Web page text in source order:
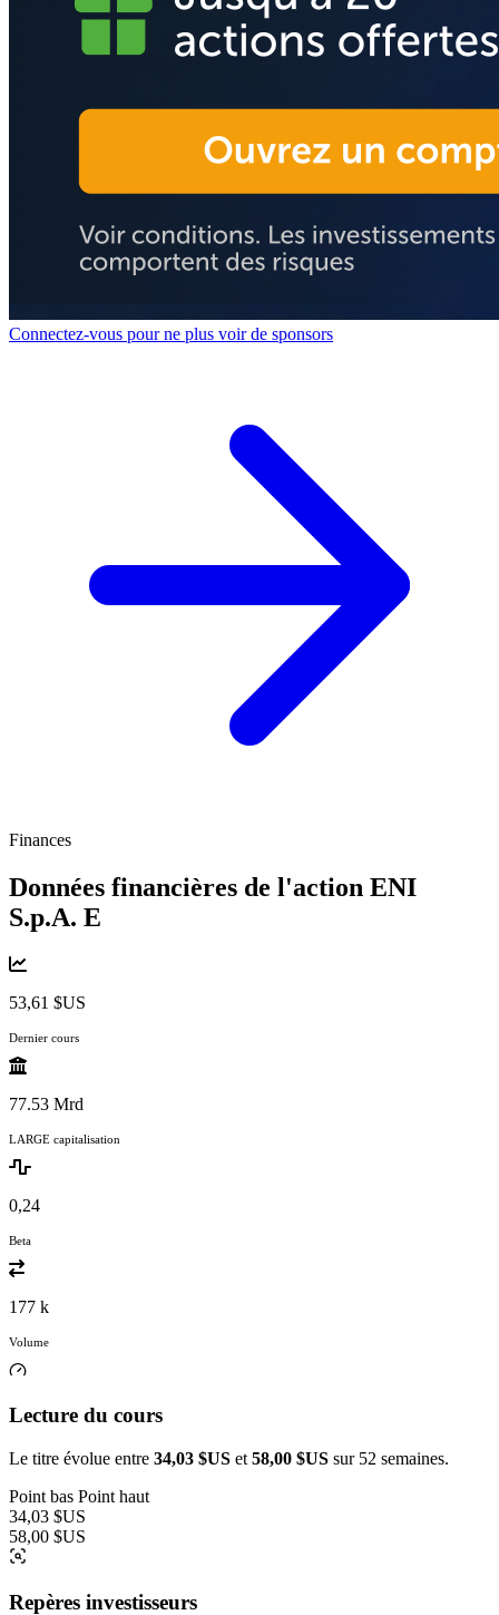
Connectez-vous pour ne plus voir de sponsors
Finances
Données financières de l'action ENI
S.p.A. E
53,61 $US
Dernier cours
77.53 Mrd
LARGE capitalisation
0,24
Beta
177 k
Volume
Lecture du cours
Le titre évolue entre 34,03 $US et 58,00 $US sur 52 semaines.
Point bas Point haut
34,03 $US
58,00 $US
Repères investisseurs